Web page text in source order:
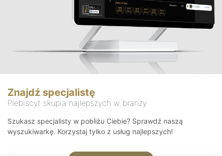
Znajdź specjalistę
Plebiscyt skupia najlepszych w branży
Szukasz specjalisty w pobliżu Ciebie? Sprawdź naszą
wyszukiwarkę. Korzystaj tylko z usług najlepszych!